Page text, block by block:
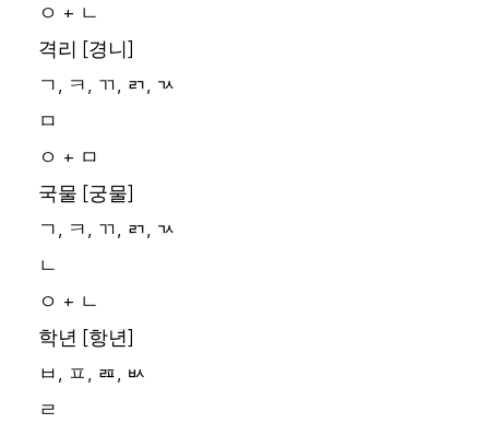
ㅇ + ㄴ
격리 [경니]
ㄱ, ㅋ, ㄲ, ㄺ, ㄳ
ㅁ
ㅇ + ㅁ
국물 [궁물]
ㄱ, ㅋ, ㄲ, ㄺ, ㄳ
ㄴ
ㅇ + ㄴ
학년 [항년]
ㅂ, ㅍ, ㄿ, ㅄ
ㄹ